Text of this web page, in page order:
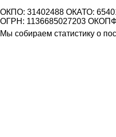
ОКПО: 31402488 ОКАТО:
ОГРН: 1136685027203
Мы собираем статистику о